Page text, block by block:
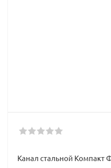
Канал стальной Компакт